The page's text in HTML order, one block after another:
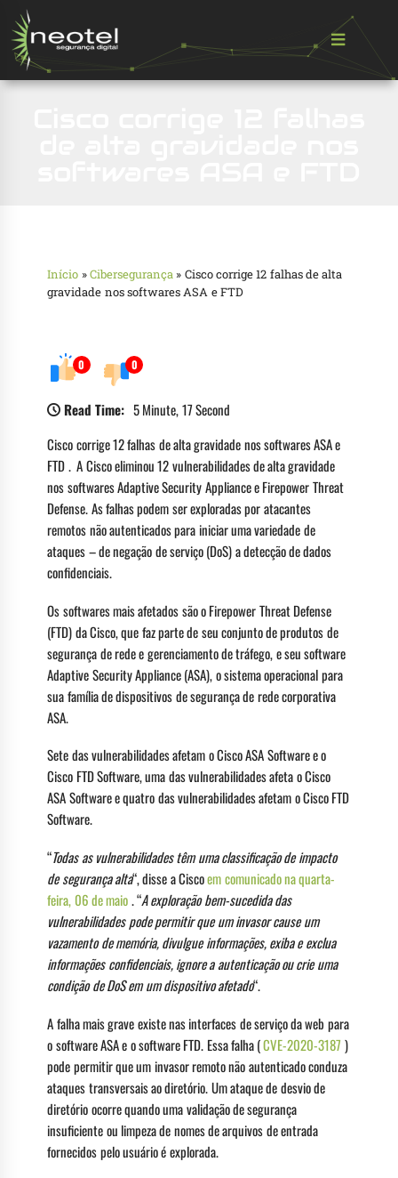
Início »Cibersegurança » Cisco corrige 12 falhas de alta
gravidade nos softwares ASA e FTD
0 0
Read Time: 5 Minute, 17 Second
Cisco corrige 12 falhas de alta gravidade nos softwares ASA e
FTD . A Cisco eliminou 12 vulnerabilidades de alta gravidade
nos softwares Adaptive Security Appliance e Firepower Threat
Defense. As falhas podem ser exploradas por atacantes
remotos não autenticados para iniciar uma variedade de
ataques – de negação de serviço (DoS) a detecção de dados
confidenciais.
Os softwares mais afetados são o Firepower Threat Defense
(FTD) da Cisco, que faz parte de seu conjunto de produtos de
segurança de rede e gerenciamento de tráfego, e seu software
Adaptive Security Appliance (ASA), o sistema operacional para
sua família de dispositivos de segurança de rede corporativa
ASA.
Sete das vulnerabilidades afetam o Cisco ASA Software e o
Cisco FTD Software, uma das vulnerabilidades afeta o Cisco
ASA Software e quatro das vulnerabilidades afetam o Cisco FTD
Software.
“Todas as vulnerabilidades têm uma classificação de impacto
de segurança alta“, disse a Ciscoem comunicado na quarta-
feira, 06 de maio. “A exploração bem-sucedida das
vulnerabilidades pode permitir que um invasor cause um
vazamento de memória, divulgue informações, exiba e exclua
informações confidenciais, ignore a autenticação ou crie uma
condição de DoS em um dispositivo afetado“.
A falha mais grave existe nas interfaces de serviço da web para
o software ASA e o software FTD. Essa falha (CVE-2020-3187)
pode permitir que um invasor remoto não autenticado conduza
ataques transversais ao diretório. Um ataque de desvio de
diretório ocorre quando uma validação de segurança
insuficiente ou limpeza de nomes de arquivos de entrada
fornecidos pelo usuário é explorada.